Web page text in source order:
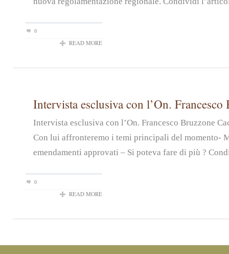
0
READ MORE
Intervista esclusiva con l’On. Francesco
Intervista esclusiva con l’On. Francesco Bruzzone
Con lui affronteremo i temi principali del momento-
emendamenti approvati – Si poteva fare di più ?
0
READ MORE